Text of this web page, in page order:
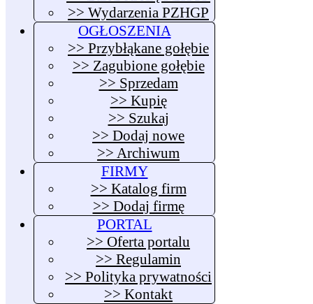
>> Wydarzenia PZHGP
OGŁOSZENIA
>> Przybłąkane gołębie
>> Zagubione gołębie
>> Sprzedam
>> Kupię
>> Szukaj
>> Dodaj nowe
>> Archiwum
FIRMY
>> Katalog firm
>> Dodaj firmę
PORTAL
>> Oferta portalu
>> Regulamin
>> Polityka prywatności
>> Kontakt